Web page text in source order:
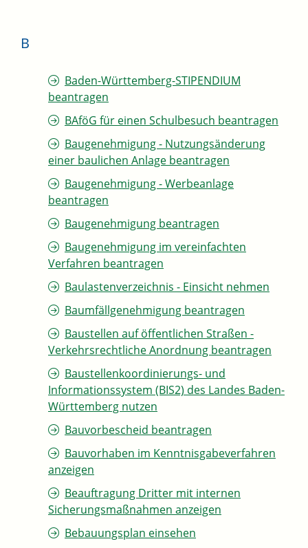
B
Baden-Württemberg-STIPENDIUM
beantragen
BAföG für einen Schulbesuch beantragen
Baugenehmigung - Nutzungsänderung
einer baulichen Anlage beantragen
Baugenehmigung - Werbeanlage
beantragen
Baugenehmigung beantragen
Baugenehmigung im vereinfachten
Verfahren beantragen
Baulastenverzeichnis - Einsicht nehmen
Baumfällgenehmigung beantragen
Baustellen auf öffentlichen Straßen -
Verkehrsrechtliche Anordnung beantragen
Baustellenkoordinierungs- und
Informationssystem (BIS2) des Landes Baden-
Württemberg nutzen
Bauvorbescheid beantragen
Bauvorhaben im Kenntnisgabeverfahren
anzeigen
Beauftragung Dritter mit internen
Sicherungsmaßnahmen anzeigen
Bebauungsplan einsehen